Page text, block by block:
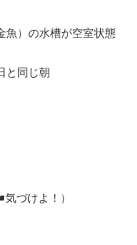
魚）の水槽が空室状態
と同じ朝
づけよ！）